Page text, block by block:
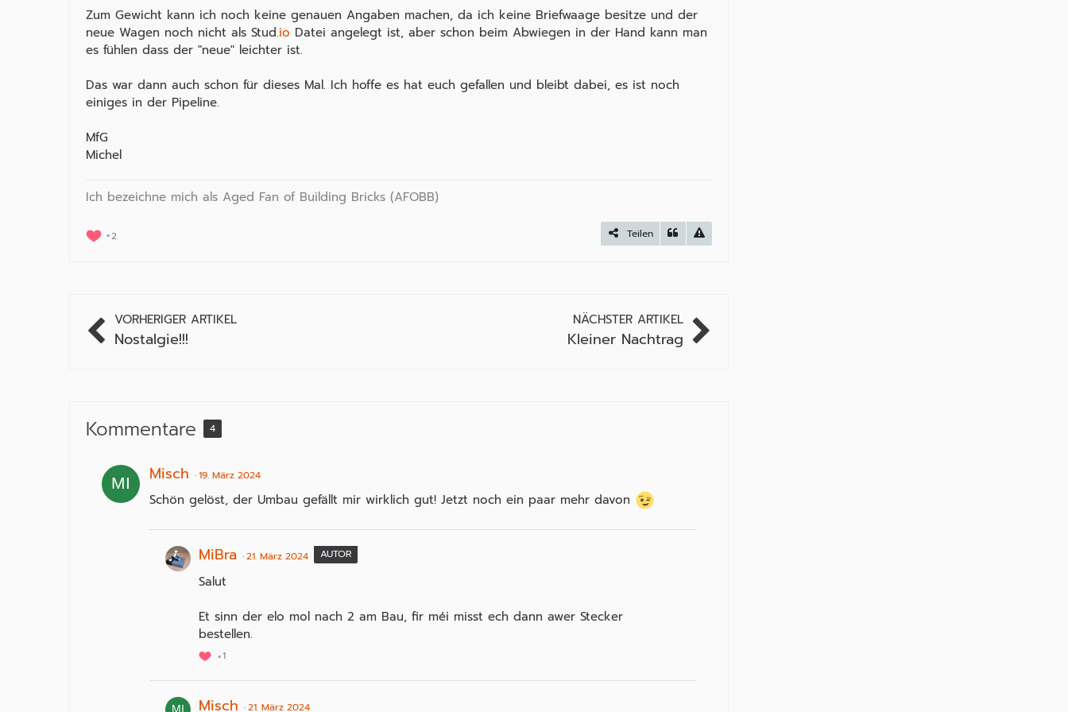
Zum Gewicht kann ich noch keine genauen Angaben machen, da ich keine Briefwaage besitze und der
neue Wagen noch nicht als Stud.io Datei angelegt ist, aber schon beim Abwiegen in der Hand kann man
es fühlen dass der "neue" leichter ist.
Das war dann auch schon für dieses Mal. Ich hoffe es hat euch gefallen und bleibt dabei, es ist noch
einiges in der Pipeline.
MfG
Michel
Ich bezeichne mich als Aged Fan of Building Bricks (AFOBB)
2 Teilen
VORHERIGER ARTIKEL
Nostalgie!!!
NÄCHSTER ARTIKEL
Kleiner Nachtrag
Kommentare 4
Misch 19. März 2024
Schön gelöst, der Umbau gefällt mir wirklich gut! Jetzt noch ein paar mehr davon
MiBra 21. März 2024 AUTOR
Salut
Et sinn der elo mol nach 2 am Bau, fir méi misst ech dann awer Stecker
bestellen.
1
Misch 21. März 2024